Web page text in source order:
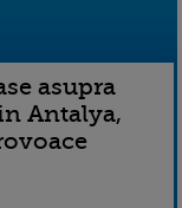
asupra
Antalya,